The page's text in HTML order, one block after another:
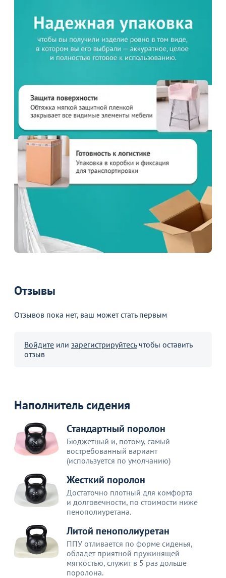
Отзывы
Отзывов пока нет, ваш может стать первым
Войдите или зарегистрируйтесьчтобы оставить
отзыв
Наполнитель сидения
Стандартный поролон
Бюджетный и, потому, самый
востребованный вариант
(используется по умолчанию)
Жесткий поролон
Достаточно плотный для комфорта
и долговечности, по стоимости ниже
пенополиуретана.
Литой пенополиуретан
ППУ отливается по форме сиденья,
обладет приятной пружинящей
мягкостью, служит в 5 раз дольше
поролона.